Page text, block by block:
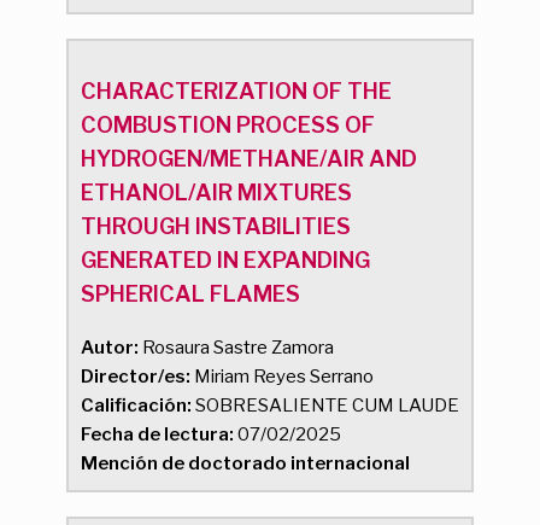
CHARACTERIZATION OF THE
COMBUSTION PROCESS OF
HYDROGEN/METHANE/AIR AND
ETHANOL/AIR MIXTURES
THROUGH INSTABILITIES
GENERATED IN EXPANDING
SPHERICAL FLAMES
Autor: Rosaura Sastre Zamora
Director/es: Miriam Reyes Serrano
Calificación: SOBRESALIENTE CUM LAUDE
Fecha de lectura: 07/02/2025
Mención de doctorado internacional